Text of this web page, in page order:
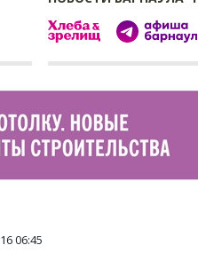
06:45